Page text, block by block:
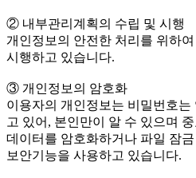
② 내부관리계획의 수립 및 시행
개인정보의 안전한 처리를 위하
시행하고 있습니다.
③ 개인정보의 암호화
이용자의 개인정보는 비밀번호는
고 있어, 본인만이 알 수 있으며
데이터를 암호화하거나 파일 잠
보안기능을 사용하고 있습니다.